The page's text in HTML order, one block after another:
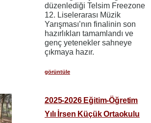
düzenlediği Telsim Freezone
12. Liselerarası Müzik
Yarışması’nın finalinin son
hazırlıkları tamamlandı ve
genç yetenekler sahneye
çıkmaya hazır.
görüntüle
2025-2026 Eğitim-Öğretim
Yılı İrsen Küçük Ortaokulu